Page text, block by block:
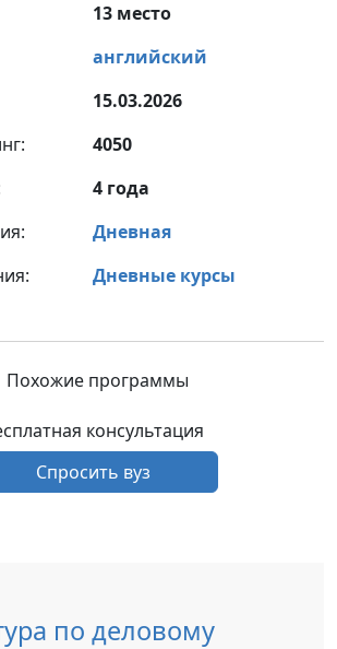
13 место
английский
15.03.2026
4050
4 года
Дневная
Дневные курсы
Похожие программы
консультация
Спросить вуз
по деловому